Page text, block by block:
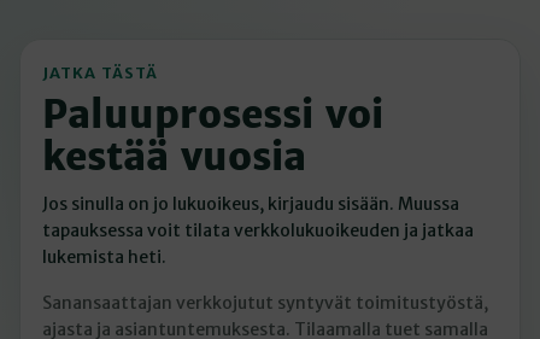
JATKA TÄSTÄ
Paluuprosessi voi
kestää vuosia
Jos sinulla on jo lukuoikeus, kirjaudu sisään. Muussa
tapauksessa voit tilata verkkolukuoikeuden ja jatkaa
lukemista heti.
Sanansaattajan verkkojutut syntyvät toimitustyöstä,
ajasta ja asiantuntemuksesta. Tilaamalla tuet samalla